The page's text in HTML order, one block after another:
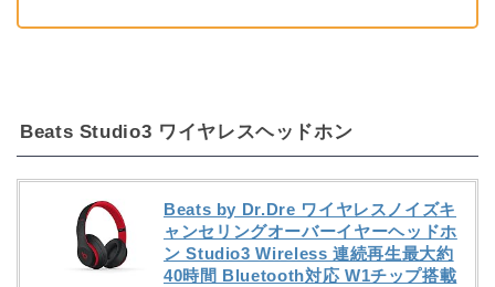
Beats Studio3 ワイヤレスヘッドホン
Beats by Dr.Dre ワイヤレスノイズキ
ャンセリングオーバーイヤーヘッドホ
ン Studio3 Wireless 連続再生最大約
40時間 Bluetooth対応 W1チップ搭載